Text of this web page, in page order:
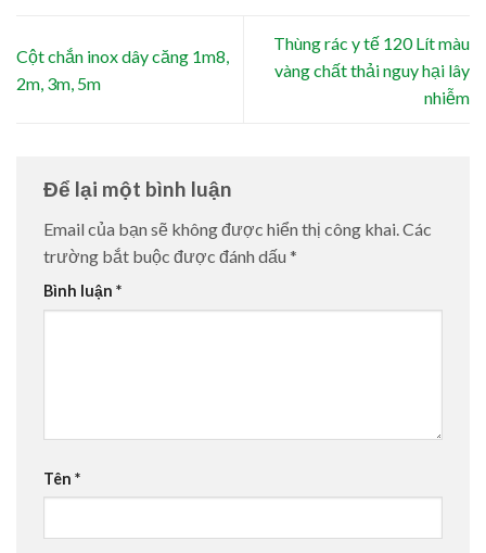
Cột chắn inox dây căng 1m8,
2m, 3m, 5m
Thùng rác y tế 120 Lít màu
vàng chất thải nguy hại lây
nhiễm
Để lại một bình luận
Email của bạn sẽ không được hiển thị công khai.Các
trường bắt buộc được đánh dấu *
Bình luận *
Tên *